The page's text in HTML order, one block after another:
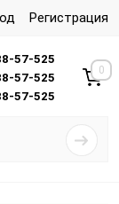
Регистрация
57-525
57-525
57-525
0